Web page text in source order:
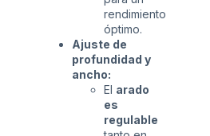
rendimiento
óptimo.
Ajuste de
profundidad y
ancho:
El arado
es
regulable